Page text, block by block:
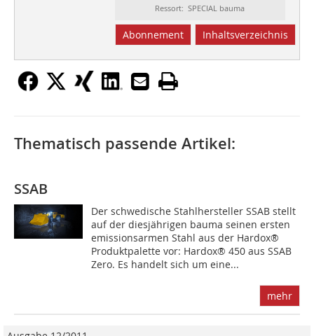
Ressort: SPECIAL bauma
Abonnement Inhaltsverzeichnis
Thematisch passende Artikel:
SSAB
Der schwedische Stahlhersteller SSAB stellt
auf der diesjährigen bauma seinen ersten
emissionsarmen Stahl aus der Hardox®
Produktpalette vor: Hardox® 450 aus SSAB
Zero. Es handelt sich um eine...
mehr